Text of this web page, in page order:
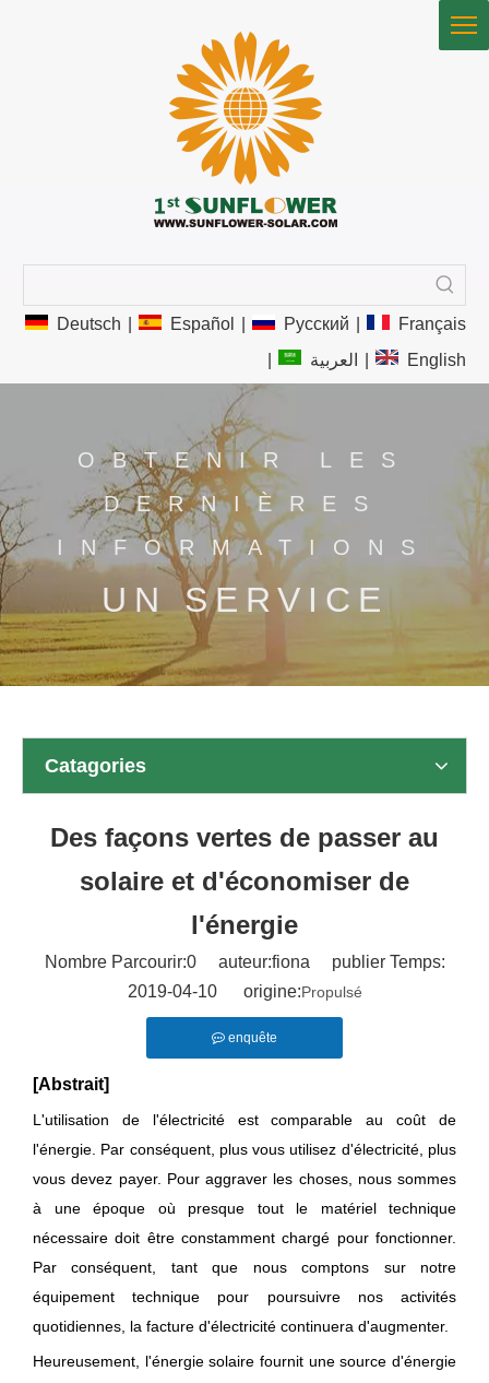
Deutsch Español Pусский
Français
العربية English
OBTENIR LES
DERNIÈRES
INFORMATIONS
UN SERVICE
Catagories
Des façons vertes de passer au
solaire et d'économiser de
l'énergie
Nombre Parcourir:0auteur:fiona publier Temps:
2019-04-10 origine:Propulsé
enquête
[Abstrait]
L'utilisation de l'électricité est comparable au coût de
l'énergie. Par conséquent, plus vous utilisez d'électricité, plus
vous devez payer. Pour aggraver les choses, nous sommes
à une époque où presque tout le matériel technique
nécessaire doit être constamment chargé pour fonctionner.
Par conséquent, tant que nous comptons sur notre
équipement technique pour poursuivre nos activités
quotidiennes, la facture d'électricité continuera d'augmenter.
Heureusement, l'énergie solaire fournit une source d'énergie